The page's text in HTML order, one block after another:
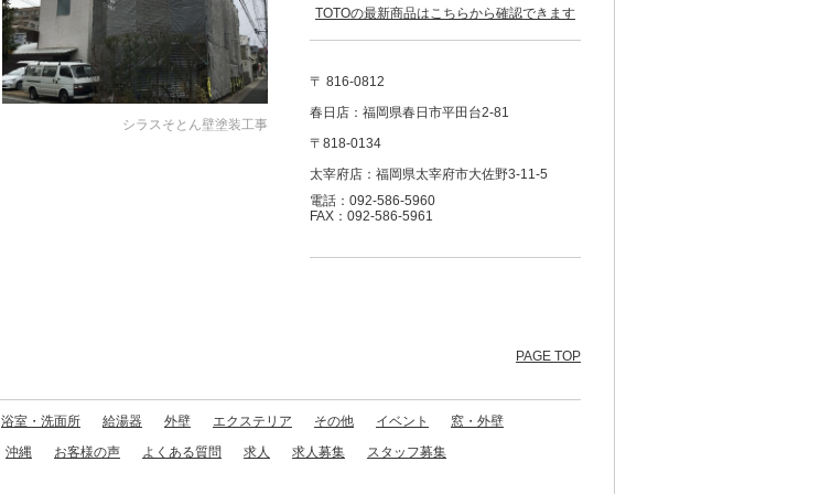
TOTOの最新商品はこちらから確認できます
〒 816-0812
春日店：福岡県春日市平田台2-81
〒818-0134
太宰府店：福岡県太宰府市大佐野3-11-5
電話：092-586-5960
FAX：092-586-5961
シラスそとん壁塗装工事
PAGE TOP
浴室・洗面所 給湯器 外壁 エクステリア その他 イベント
窓・外壁
沖縄 お客様の声 よくある質問 求人 求人募集
スタッフ募集